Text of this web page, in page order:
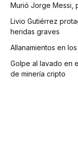
Murió Jorge Messi,
Livio Gutiérrez
heridas graves
Allanamientos en
Golpe al lavado en
de minería cripto